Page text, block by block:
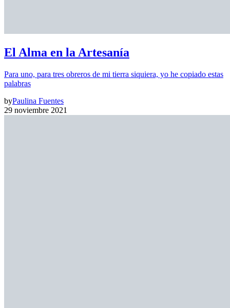
El Alma en la Artesanía
Para uno, para tres obreros de mi tierra siquiera, yo he copiado estas
palabras
byPaulina Fuentes
29 noviembre 2021